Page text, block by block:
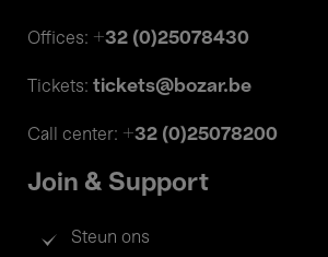
Offices: +32 (0)25078430
Tickets: tickets@bozar.be
Call center: +32 (0)25078200
Join & Support
Steun ons